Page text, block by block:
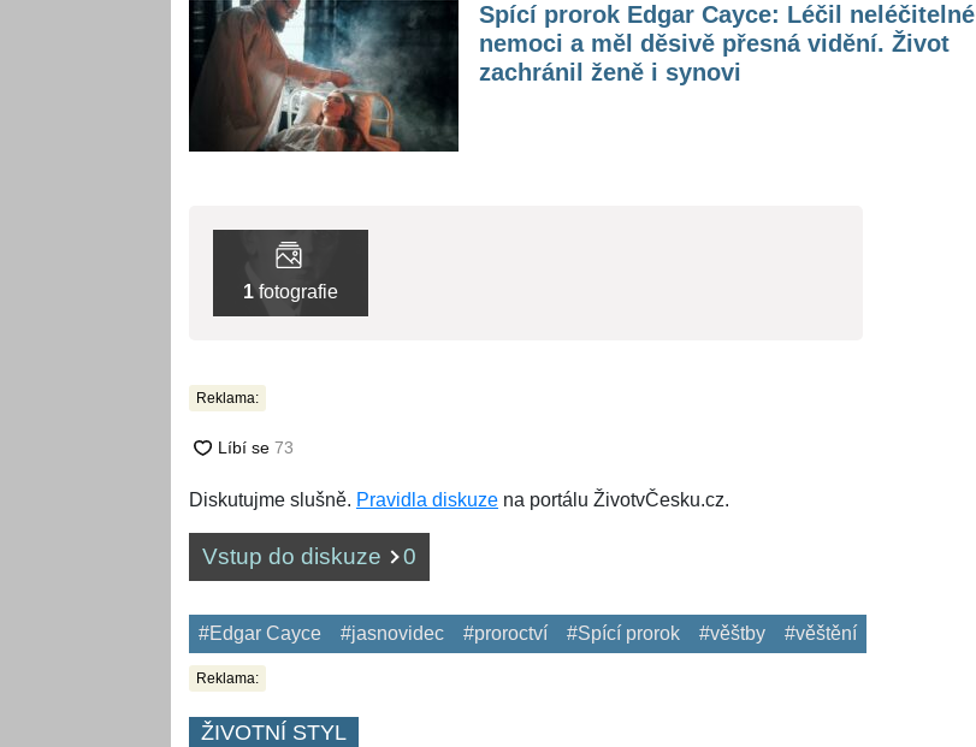
Spící prorok Edgar Cayce: Léčil neléčitelné
nemoci a měl děsivě přesná vidění. Život
zachránil ženě i synovi
1 fotografie
Reklama:
Diskutujme slušně. Pravidla diskuze na portálu ŽivotvČesku.cz.
Vstup do diskuze 0
#Edgar Cayce #jasnovidec #proroctví #Spící prorok #věštby #věštění
Reklama:
ŽIVOTNÍ STYL